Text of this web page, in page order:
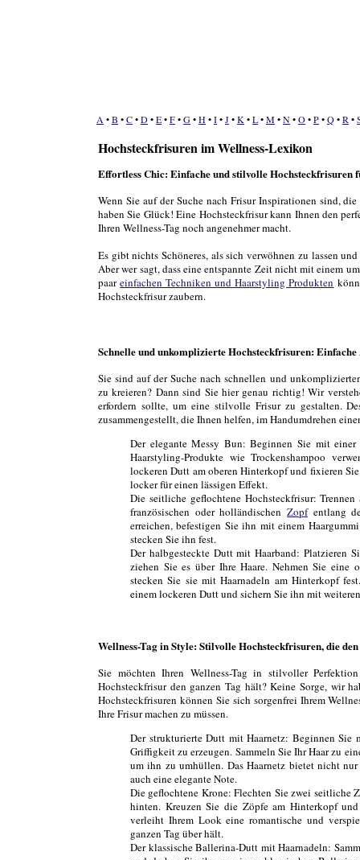
Hochsteckfrisuren im Wellness-Lexikon
Effortless Chic: Einfache und stilvolle Hochsteckfrisuren
Wenn Sie auf der Suche nach Frisur Inspirationen sind,
haben Sie Glück! Eine Hochsteckfrisur kann Ihnen den
Ihren Wellness-Tag noch angenehmer macht.
Es gibt nichts Schöneres, als sich verwöhnen zu lassen
Aber wer sagt, dass eine entspannte Zeit nicht mit einem
paareinfachen Techniken und Haarstyling Produkten
Hochsteckfrisur zaubern.
Schnelle und unkomplizierte Hochsteckfrisuren:
Sie sind auf der Suche nach schnellen und
zu kreieren? Dann sind Sie hier genau richtig! Wir
erfordern sollte, um eine stilvolle Frisur zu gestalten.
zusammengestellt, die Ihnen helfen, im Handumdrehen
Der elegante Messy Bun: Beginnen Sie mit
Haarstyling-Produkte wie Trockenshampoo
lockeren Dutt am oberen Hinterkopf und fixieren
locker für einen lässigen Effekt.
Die seitliche geflochtene Hochsteckfrisur:
französischen oder holländischen Zopfentlang
erreichen, befestigen Sie ihn mit einem
stecken Sie ihn fest.
Der halbgesteckte Dutt mit Haarband: Platzieren
ziehen Sie es über Ihre Haare. Nehmen Sie eine
stecken Sie sie mit Haarnadeln am Hinterkopf
einem lockeren Dutt und sichern Sie ihn mit
Wellness-Tag in Style: Stilvolle Hochsteckfrisuren, die
Sie möchten Ihren Wellness-Tag in stilvoller
Hochsteckfrisur den ganzen Tag hält? Keine Sorge, wir
Hochsteckfrisuren können Sie sich sorgenfrei Ihrem
Ihre Frisur machen zu müssen.
Der strukturierte Dutt mit Haarnetz: Beginnen
Griffigkeit zu erzeugen. Sammeln Sie Ihr Haar zu
um ihn zu umhüllen. Das Haarnetz bietet nicht
auch eine elegante Note.
Die geflochtene Krone: Flechten Sie zwei seitliche
hinten. Kreuzen Sie die Zöpfe am Hinterkopf
verleiht Ihrem Look eine romantische und
ganzen Tag über hält.
Der klassische Ballerina-Dutt mit Haarnadeln:
A •B •C•D•E•F•G•H•I•J•K •L•M•N•O•P•Q•R •